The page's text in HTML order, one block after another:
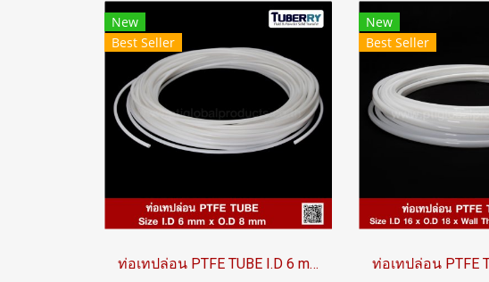
New
Best Seller
ท่อเทปล่อน PTFE TUBE I.D 6 mm x O.D 8 mm
New
Best Seller